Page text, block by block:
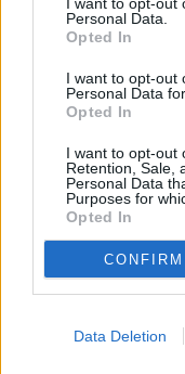
Personal Data.
Opted In
I want to opt-out
Personal Data
Opted In
I want to opt-out
Retention, Sale,
Personal Data
Purposes for
Opted In
CONFIRM
Data Deletion
vysílacím týdnu
Parabola.cz- web o
O webu parabola.cz•O
Dovolená u moře •